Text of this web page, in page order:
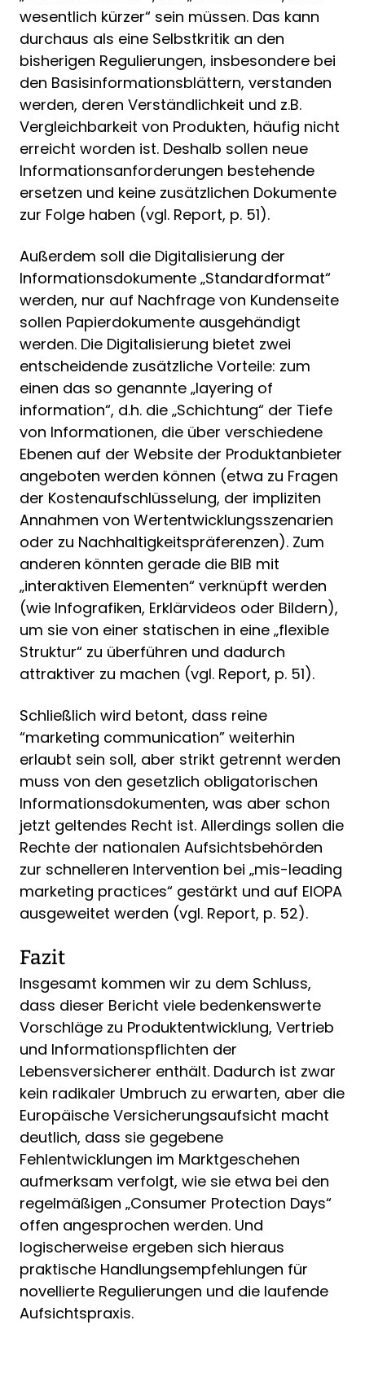
wesentlich kürzer“ sein müssen. Das kann
durchaus als eine Selbstkritik an den
bisherigen Regulierungen, insbesondere bei
den Basisinformationsblättern, verstanden
werden, deren Verständlichkeit und z.B.
Vergleichbarkeit von Produkten, häufig nicht
erreicht worden ist. Deshalb sollen neue
Informations­anforderungen bestehende
ersetzen und keine zusätzlichen Dokumente
zur Folge haben (vgl. Report, p. 51).
Außerdem soll die Digitalisierung der
Informationsdokumente „Standardformat“
werden, nur auf Nachfrage von Kundenseite
sollen Papierdokumente ausgehändigt
werden. Die Digitalisierung bietet zwei
entscheidende zusätzliche Vorteile: zum
einen das so genannte „layering of
information“, d.h. die „Schichtung“ der Tiefe
von Informationen, die über verschiedene
Ebenen auf der Website der Produktanbieter
angeboten werden können (etwa zu Fragen
der Kostenaufschlüsselung, der impliziten
Annahmen von Wertentwicklungsszenarien
oder zu Nachhaltigkeits­präferenzen). Zum
anderen könnten gerade die BIB mit
„interaktiven Elementen“ verknüpft werden
(wie Infografiken, Erklärvideos oder Bildern),
um sie von einer statischen in eine „flexible
Struktur“ zu überführen und dadurch
attraktiver zu machen (vgl. Report, p. 51).
Schließlich wird betont, dass reine
“marketing communication” weiterhin
erlaubt sein soll, aber strikt getrennt werden
muss von den gesetzlich obligatorischen
Informationsdokumenten, was aber schon
jetzt geltendes Recht ist. Allerdings sollen die
Rechte der nationalen Aufsichtsbehörden
zur schnelleren Intervention bei „mis-leading
marketing practices“ gestärkt und auf EIOPA
ausgeweitet werden (vgl. Report, p. 52).
Fazit
Insgesamt kommen wir zu dem Schluss,
dass dieser Bericht viele bedenkenswerte
Vorschläge zu Produktentwicklung, Vertrieb
und Informationspflichten der
Lebensversicherer enthält. Dadurch ist zwar
kein radikaler Umbruch zu erwarten, aber die
Europäische Versicherungsaufsicht macht
deutlich, dass sie gegebene
Fehlentwicklungen im Marktgeschehen
aufmerksam verfolgt, wie sie etwa bei den
regelmäßigen „Consumer Protection Days“
offen angesprochen werden. Und
logischerweise ergeben sich hieraus
praktische Handlungsempfehlungen für
novellierte Regulierungen und die laufende
Aufsichtspraxis.